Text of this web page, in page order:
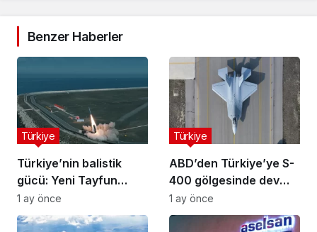
Benzer Haberler
Türkiye’nin balistik
gücü: Yeni Tayfun
teslimatı yapıldı
Türkiye
1 ay önce
ABD’den Türkiye’ye S-
400 gölgesinde dev
motor satışı
Türkiye
1 ay önce